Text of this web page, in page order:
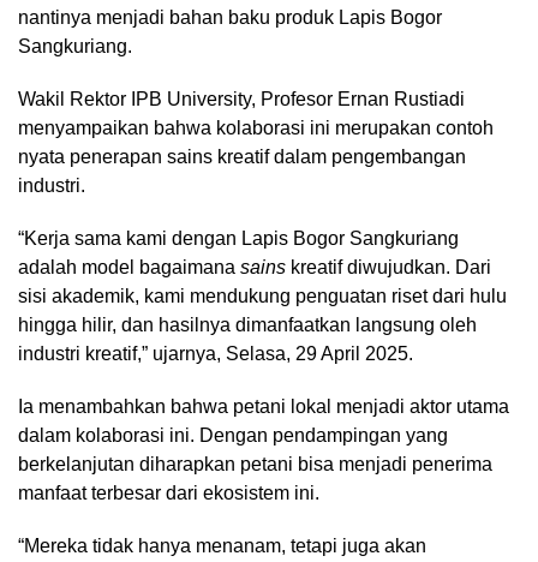
nantinya menjadi bahan baku produk Lapis Bogor
Sangkuriang.
Wakil Rektor IPB University, Profesor Ernan Rustiadi
menyampaikan bahwa kolaborasi ini merupakan contoh
nyata penerapan sains kreatif dalam pengembangan
industri.
“Kerja sama kami dengan Lapis Bogor Sangkuriang
adalah model bagaimana sains kreatif diwujudkan. Dari
sisi akademik, kami mendukung penguatan riset dari hulu
hingga hilir, dan hasilnya dimanfaatkan langsung oleh
industri kreatif,” ujarnya, Selasa, 29 April 2025.
Ia menambahkan bahwa petani lokal menjadi aktor utama
dalam kolaborasi ini. Dengan pendampingan yang
berkelanjutan diharapkan petani bisa menjadi penerima
manfaat terbesar dari ekosistem ini.
“Mereka tidak hanya menanam, tetapi juga akan